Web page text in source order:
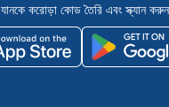
যানকে করোড়া কোড তৈরি এবং স্ক্যান